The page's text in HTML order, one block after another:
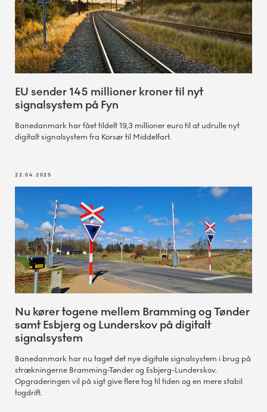
Overkørsel totalspærret. Omkørsel
Valdemarsgade (Svendborg)
7.-10. august
Overkørsel åben i én vejbane.
EU sender 145 millioner kroner til nyt
signalsystem på Fyn
Banedanmark har fået tildelt 19,3 millioner euro til at udrulle nyt
digitalt signalsystem fra Korsør til Middelfart.
22.04.2025
Nu kører togene mellem Bramming og Tønder
samt Esbjerg og Lunderskov på digitalt
signalsystem
Banedanmark har nu taget det nye digitale signalsystem i brug på
strækningerne Bramming-Tønder og Esbjerg-Lunderskov.
Opgraderingen vil på sigt give flere tog til tiden og en mere stabil
togdrift.